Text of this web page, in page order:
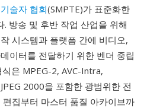
술자 협회(SMPTE)가 표준화한
방송 및 후반 작업 산업을 위해
시스템과 플랫폼 간에 비디오,
이터를 전달하기 위한 벤더 중립
은 MPEG-2, AVC-Intra,
2000을 포함한 광범위한 전
집부터 마스터 품질 아카이브까